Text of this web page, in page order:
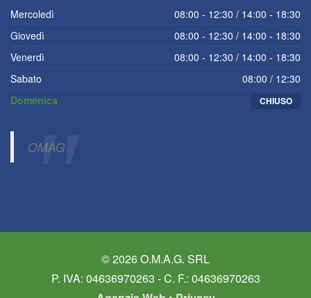
Mercoledì
08:00 - 12:30 / 14:00 - 18:30
Giovedì
08:00 - 12:30 / 14:00 - 18:30
Venerdì
08:00 - 12:30 / 14:00 - 18:30
Sabato
08:00 / 12:30
Domenica
CHIUSO
OMAG
© 2026 O.M.A.G. SRL
P. IVA: 04636970263 - C. F.: 04636970263